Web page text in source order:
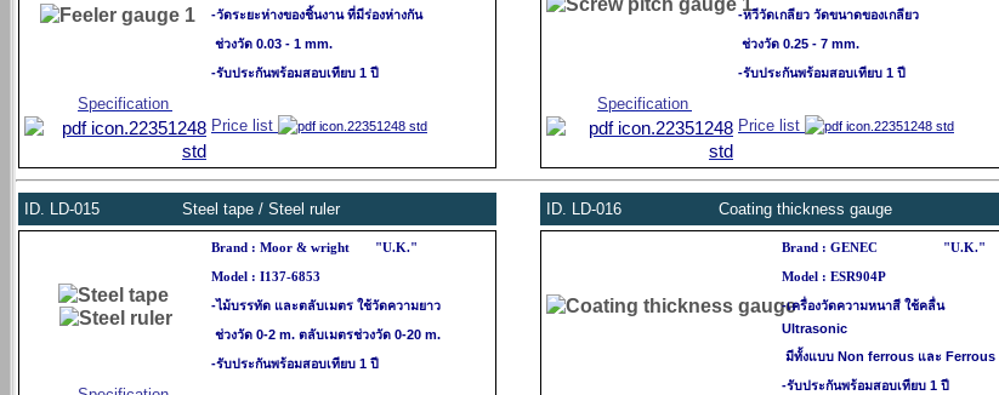
-วัดระยะห่างของชิ้นงาน ที่มีร่องห่างกัน
ช่วงวัด 0.03 - 1 mm.
-รับประกันพร้อมสอบเทียบ 1 ปี
Specification
Price list
-หวีวัดเกลียว วัดขนาดของเกลียว
ช่วงวัด 0.25 - 7 mm.
-รับประกันพร้อมสอบเทียบ 1 ปี
Specification
Price list
ID. LD-015 Steel tape / Steel ruler ID. LD-016 Coating thickness gauge
Brand : Moor & wright "U.K."
Model : I137-6853
-ไม้บรรทัด และตลับเมตร ใช้วัดความยาว
ช่วงวัด 0-2 m. ตลับเมตรช่วงวัด 0-20 m.
-รับประกันพร้อมสอบเทียบ 1 ปี
Brand : GENEC "U.K."
Model : ESR904P
-เครื่องวัดความหนาสี ใช้คลื่น
Ultrasonic
มีทั้งแบบ Non ferrous และ Ferrous
-รับประกันพร้อมสอบเทียบ 1 ปี